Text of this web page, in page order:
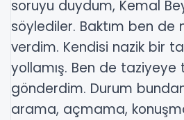
soruyu duydum, Kemal
söylediler. Baktım ben
verdim. Kendisi nazik bir
yollamış. Ben de taziyeye
gönderdim. Durum
arama, açmama,